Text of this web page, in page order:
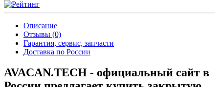
Описание
Отзывы (0)
Гарантия, сервис, запчасти
Доставка по России
AVACAN.TECH - официальный сайт в